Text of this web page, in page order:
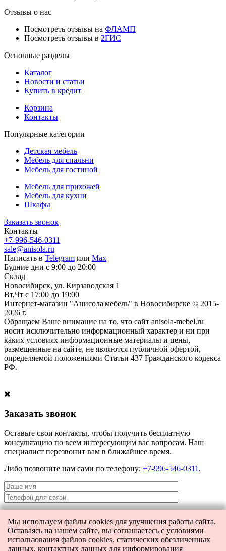
Отзывы о нас
Посмотреть отзывы на ФЛАМП
Посмотреть отзывы в 2ГИС
Основные разделы
Каталог
Новости и статьи
Купить в кредит
Корзина
Контакты
Популярные категории
Детская мебель
Мебель для спальни
Мебель для гостиной
Мебель для прихожей
Мебель для кухни
Шкафы
Заказать звонок
Контакты
+7-996-546-0311
sale@anisola.ru
Написать в Telegram или Max
Будние дни с 9:00 до 20:00
Склад
Новосибирск, ул. Кирзаводская 1
Вт,Чт с 17:00 до 19:00
Интернет-магазин "Анисола'мебель" в Новосибирске © 2015-
2026 г.
Обращаем Ваше внимание на то, что сайт anisola-mebel.ru
носит исключительно информационный характер и ни при
каких условиях информационные материалы и цены,
размещенные на сайте, не являются публичной офертой,
определяемой положениями Статьи 437 Гражданского кодекса
РФ.
Заказать звонок
Оставьте свои контакты, чтобы получить бесплатную
консультацию по всем интересующим вас вопросам. Наш
специалист перезвонит вам в ближайшее время.
Либо позвоните нам сами по телефону: +7-996-546-0311 .
Я даю согласие наобработку персональных данныхи согласие на
передачу этих данных третьим лицам.
Мы используем файлы cookies для улучшения работы сайта.
Оставаясь на нашем сайте, вы соглашаетесь с условиями
использования файлов cookies, статических обезличенных
данных, контактных данных для информирования